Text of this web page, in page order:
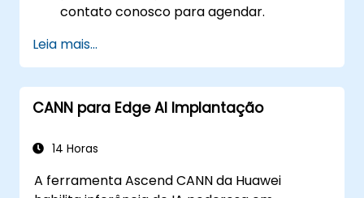
contato conosco para agendar.
Leia mais...
CANN para Edge AI Implantação
14 Horas
A ferramenta Ascend CANN da Huawei